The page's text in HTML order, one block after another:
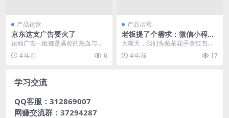
产品运营
京东这支广告要火了
运动广告一般都是满腔的热血与积
极的倡导，而这支广告却很不一
样。去挑衅，去多管闲事...
4 年前 6
产品运营
老板提了个需求：微信小程序
调用支付宝支付！然后群里炸
锅了
大前天，我们头戴菊花手拿红包的
小编同学在社群里发出了灵魂提
问： （声明一下：小编...
4 年前 17
学习交流
QQ客服：312869007
网赚交流群：37294287